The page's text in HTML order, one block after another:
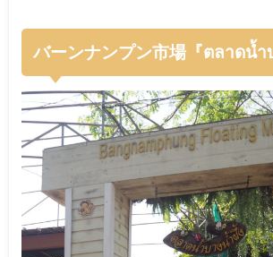
バーンナンプン市場『ตลาดน้ำ